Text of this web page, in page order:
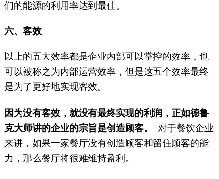
们的能源的利用率达到最佳。
六、客效
以上的五大效率都是企业内部可以掌控的效率，也
可以被称之为内部运营效率，但是这五个效率最终
是为了更好地实现客效。
因为没有客效，就没有最终实现的利润，正如德鲁
克大师讲的企业的宗旨是创造顾客。 对于餐饮企业
来讲，如果一家餐厅没有创造顾客和留住顾客的能
力，那么餐厅将很难维持盈利。